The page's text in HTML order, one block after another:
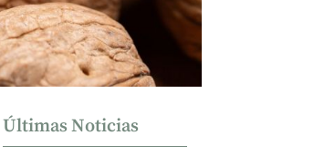
Últimas Noticias